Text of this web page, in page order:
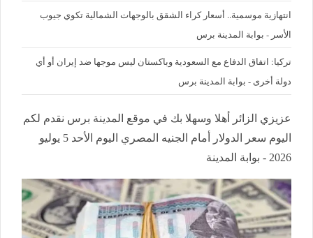
‪انتهازية موسمية.. أسعار كراء الشقق بالوجهات الشمالية تكوي جيوب
الأسر - بوابة المدينة برس
تركيا: اتفاق الدفاع مع السعودية وباكستان ليس موجها ضد إيران أو أي
دولة أخرى - بوابة المدينة برس
عزيزي الزائر أهلا وسهلا بك في موقع المدينة برس نقدم لكم
اليوم سعر الدولار أمام الجنيه المصري اليوم الأحد 5 يوليو
2026 - بوابة المدينة